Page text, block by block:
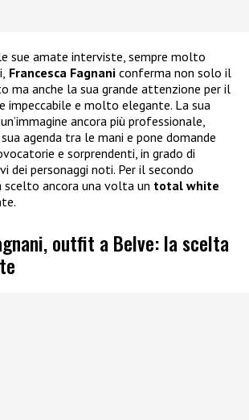
sue amate interviste, sempre molto
Francesca Fagnani conferma non solo il
ma anche la sua grande attenzione per il
impeccabile e molto elegante. La sua
ancora più professionale,
agenda tra le mani e pone domande
e sorprendenti, in grado di
dei personaggi noti. Per il secondo
scelto ancora una volta un total white
outfit a Belve: la scelta